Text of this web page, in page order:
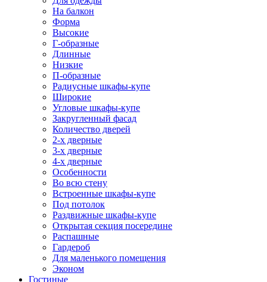
На балкон
Форма
Высокие
Г-образные
Длинные
Низкие
П-образные
Радиусные шкафы-купе
Широкие
Угловые шкафы-купе
Закругленный фасад
Количество дверей
2-х дверные
3-х дверные
4-х дверные
Особенности
Во всю стену
Встроенные шкафы-купе
Под потолок
Раздвижные шкафы-купе
Открытая секция посередине
Распашные
Гардероб
Для маленького помещения
Эконом
Гостиные